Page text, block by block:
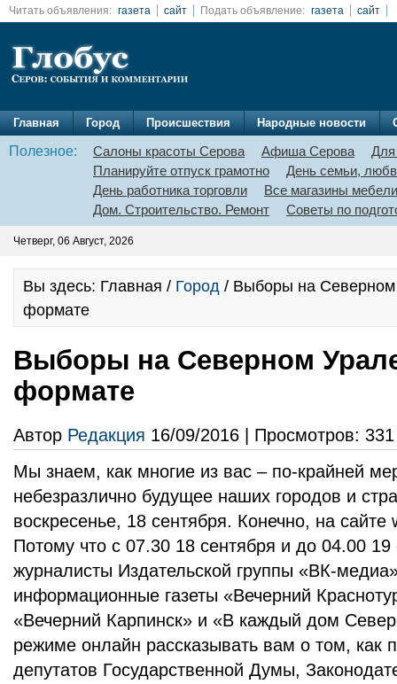
Читать объявления: газета сайт Подать объявление: газета сайт
Главная Город Происшествия Народные новости
Полезное: Салоны красоты Серова Афиша Серова
Для
Планируйте отпуск грамотно
День семьи,
День работника торговли
Все магазины мебели
Дом. Строительство. Ремонт
Советы по
Четверг, 06 Август, 2026
Вы здесь: Главная / Город / Выборы на
формате
Выборы на Северном
формате
Автор Редакция 16/09/2016 | Просмотров: 331
Мы знаем, как многие из вас – по-крайней
небезразлично будущее наших городов и
воскресенье, 18 сентября. Конечно, на сайте
Потому что с 07.30 18 сентября и до 04.00 19
журналисты Издательской группы «ВК-
информационные газеты «Вечерний
«Вечерний Карпинск» и «В каждый дом
режиме онлайн рассказывать вам о том, как
депутатов Государственной Думы,